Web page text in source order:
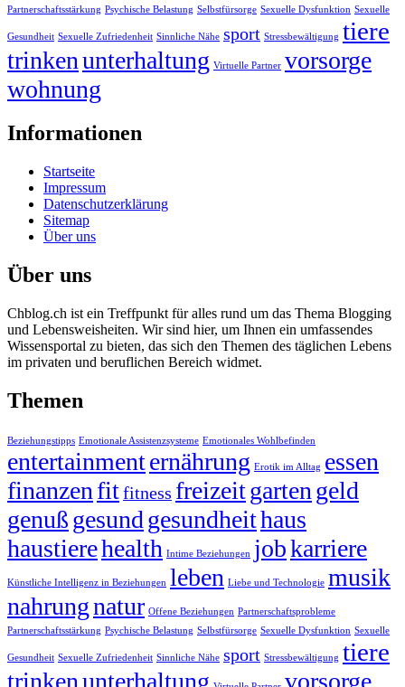
Partnerschaftsstärkung Psychische Belastung Selbstfürsorge Sexuelle Dysfunktion Sexuelle
Gesundheit Sexuelle Zufriedenheit Sinnliche Nähe sport Stressbewältigung tiere
trinkenunterhaltung Virtuelle Partner vorsorge
wohnung
Informationen
Startseite
Impressum
Datenschutzerklärung
Sitemap
Über uns
Über uns
Chblog.ch ist ein Treffpunkt für alles rund um das Thema Blogging
und Lebensweisheiten. Wir sind hier, um Ihnen ein umfassendes
Wissensportal zu bieten, das sich den Themen des täglichen Lebens
im privaten und beruflichen Bereich widmet.
Themen
Beziehungstipps Emotionale Assistenzsysteme Emotionales Wohlbefinden
entertainmenternährung Erotik im Alltag essen
finanzen fitfitness freizeitgarten geld
genußgesund gesundheithaus
haustierehealth Intime Beziehungen jobkarriere
Künstliche Intelligenz in Beziehungen leben Liebe und Technologie musik
nahrungnatur Offene Beziehungen Partnerschaftsprobleme
Partnerschaftsstärkung Psychische Belastung Selbstfürsorge Sexuelle Dysfunktion Sexuelle
Gesundheit Sexuelle Zufriedenheit Sinnliche Nähe sport Stressbewältigung tiere
trinkenunterhaltung vorsorge